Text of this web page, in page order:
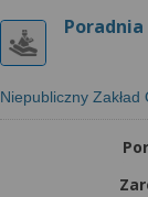
Niepubliczny